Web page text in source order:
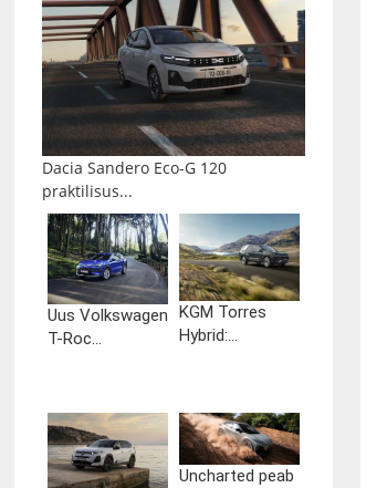
Dacia Sandero Eco-G 120
praktilisus...
Uus Volkswagen
T-Roc...
KGM Torres
Hybrid:...
Uncharted peab